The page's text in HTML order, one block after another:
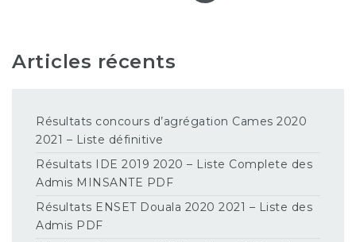
Articles récents
Résultats concours d’agrégation Cames 2020
2021 – Liste définitive
Résultats IDE 2019 2020 – Liste Complete des
Admis MINSANTE PDF
Résultats ENSET Douala 2020 2021 – Liste des
Admis PDF